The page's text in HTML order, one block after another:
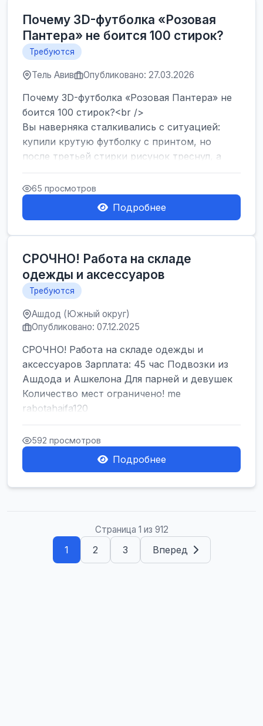
Почему 3D-футболка «Розовая
Пантера» не боится 100 стирок?
Требуются
Тель Авив Опубликовано: 27.03.2026
Почему 3D-футболка «Розовая Пантера» не
боится 100 стирок?<br />
Вы наверняка сталкивались с ситуацией:
купили крутую футболку с принтом, но
после третьей стирки рисунок треснул, а
после десятой — пр...
65 просмотров
Подробнее
СРОЧНО! Работа на складе
одежды и аксессуаров
Требуются
Ашдод (Южный округ)
Опубликовано: 07.12.2025
СРОЧНО! Работа на складе одежды и
аксессуаров Зарплата: 45 час Подвозки из
Ашдода и Ашкелона Для парней и девушек
Количество мест ограничено! me
rabotahaifa120
592 просмотров
Подробнее
Страница 1 из 912
1 2 3 Вперед